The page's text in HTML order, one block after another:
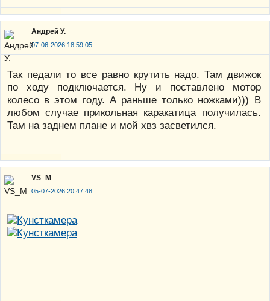
Андрей У.
07-06-2026 18:59:05
Так педали то все равно крутить надо. Там движок
по ходу подключается. Ну и поставлено мотор
колесо в этом году. А раньше только ножками))) В
любом случае прикольная каракатица получилась.
Там на заднем плане и мой хвз засветился.
VS_M
05-07-2026 20:47:48